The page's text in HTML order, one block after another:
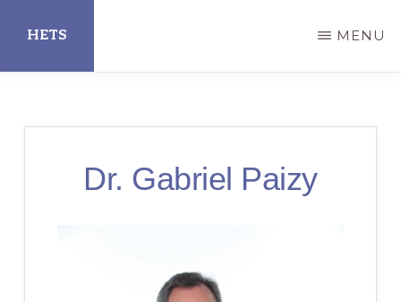
main
HETS MENU
Dr. Gabriel Paizy